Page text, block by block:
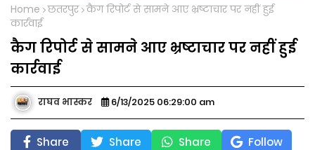
Home छतरपुर कैग रिपोर्ट से सामने आए भ्रष्टाचार पर नहीं हुई
कार्रवाई
कैग रिपोर्ट से सामने आए भ्रष्टाचार पर नहीं हुई
कार्रवाई
राघव भास्कर 6/13/2025 06:29:00 am
Share Share Share Follow